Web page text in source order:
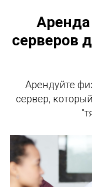
серверов
Арендуйте
сервер,